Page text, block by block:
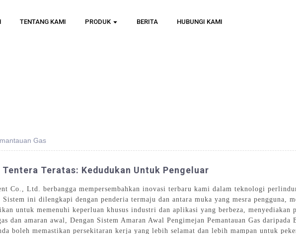
TENTANG KAMI PRODUK BERITA HUBUNGI KAMI
Gas
Teratas: Kedudukan Untuk Pengeluar
Co., Ltd. berbangga mempersembahkan inovasi terbaru kami dalam teknologi
ini dilengkapi dengan penderia termaju dan antara muka yang mesra pengguna,
untuk memenuhi keperluan khusus industri dan aplikasi yang berbeza, menyediakan
dan amaran awal, Dengan Sistem Amaran Awal Pengimejan Pemantauan Gas
boleh memastikan persekitaran kerja yang lebih selamat dan lebih mampan untuk